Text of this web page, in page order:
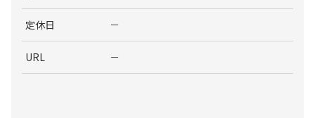
定休日 －
URL －